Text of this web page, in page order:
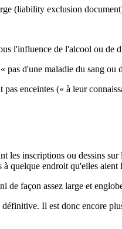
(liability exclusion
l'influence de l'alcool ou de
pas d'une maladie du sang
pas enceintes (« à leur
les inscriptions ou dessins
à quelque endroit qu'elles aient
de façon assez large et
Il est donc encore